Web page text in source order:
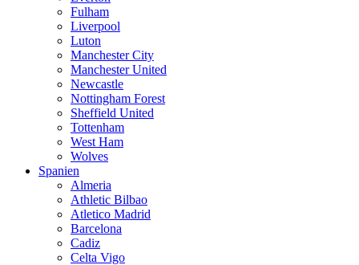
Fulham
Liverpool
Luton
Manchester City
Manchester United
Newcastle
Nottingham Forest
Sheffield United
Tottenham
West Ham
Wolves
Spanien
Almeria
Athletic Bilbao
Atletico Madrid
Barcelona
Cadiz
Celta Vigo